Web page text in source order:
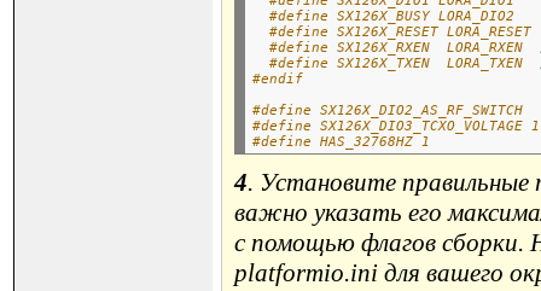
#define SX126X_BUSY LORA_DIO2
#define SX126X_RESET LORA_RESET
#define SX126X_RXEN  LORA_RXEN
#define SX126X_TXEN  LORA_TXEN
#endif
#define SX126X_DIO2_AS_RF_SWITCH
#define SX126X_DIO3_TCXO_VOLTAGE
#define HAS_32768HZ 1
4. Установите
важно указать его
с помощью флагов
platformio.ini для вашего